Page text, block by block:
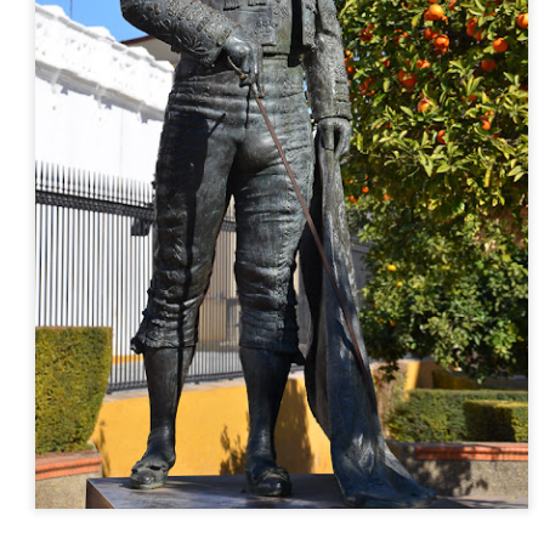
barco como meios de
O Lago Constança e
os zepelins
O Lago Constança é formado pelo
Rio Reno e se situa na fronteira
entre Alemanha (norte e oeste),
MAY
25
Chur, a capital dos
Grisões
Chur (lê-se cúr) é a capital do
maior dos cantões suíços, os
Grisões. Ponto terminal das linhas